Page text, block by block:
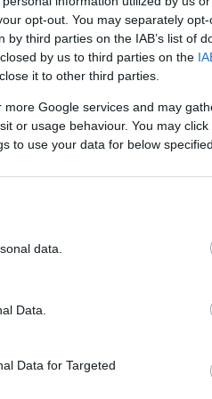
opt-out. You may separately
third parties on the IAB’s list of
by us to third parties on the
it to other third parties.
Google services and may
or usage behaviour. You may
to use your data for below
data.
Data.
Data for Targeted
that Richard
technical director
names
#LFC